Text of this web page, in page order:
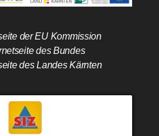
der EU Kommission
des Bundes
des Landes Kärnten